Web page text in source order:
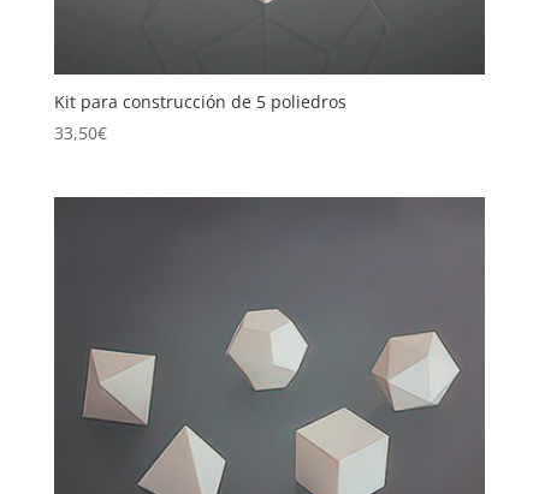
Kit para construcción de 5 poliedros
33,50€